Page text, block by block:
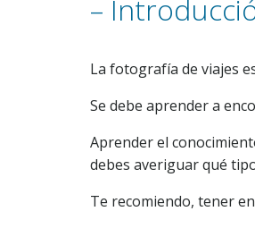
–
La fotografía de viajes
Se debe aprender a
Aprender el
debes averiguar qué
Te recomiendo, tener